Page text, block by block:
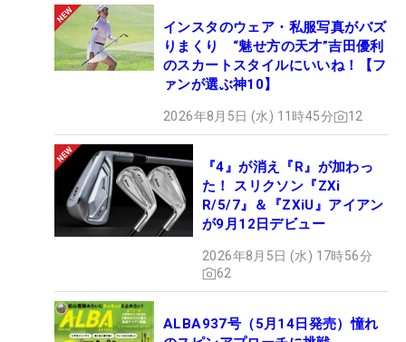
インスタのウェア・私服写真がバズ
りまくり “魅せ方の天才”吉田優利
のスカートスタイルにいいね！【フ
ァンが選ぶ神10】
2026年8月5日 (水) 11時45分 12
『4』が消え『R』が加わっ
た！ スリクソン『ZXi
R/5/7』＆『ZXiU』アイアン
が9月12日デビュー
2026年8月5日 (水) 17時56分
62
ALBA937号（5月14日発売）憧れ